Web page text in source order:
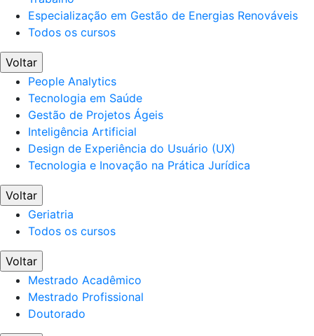
Especialização em Gestão de Energias Renováveis
Todos os cursos
Voltar
People Analytics
Tecnologia em Saúde
Gestão de Projetos Ágeis
Inteligência Artificial
Design de Experiência do Usuário (UX)
Tecnologia e Inovação na Prática Jurídica
Voltar
Geriatria
Todos os cursos
Voltar
Mestrado Acadêmico
Mestrado Profissional
Doutorado